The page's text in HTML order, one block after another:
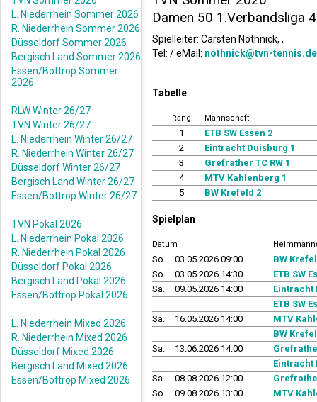
L. Niederrhein Sommer 2026
R. Niederrhein Sommer 2026
Düsseldorf Sommer 2026
Bergisch Land Sommer 2026
Essen/Bottrop Sommer
2026
RLW Winter 26/27
TVN Winter 26/27
L. Niederrhein Winter 26/27
R. Niederrhein Winter 26/27
Düsseldorf Winter 26/27
Bergisch Land Winter 26/27
Essen/Bottrop Winter 26/27
TVN Pokal 2026
L. Niederrhein Pokal 2026
R. Niederrhein Pokal 2026
Düsseldorf Pokal 2026
Bergisch Land Pokal 2026
Essen/Bottrop Pokal 2026
L. Niederrhein Mixed 2026
R. Niederrhein Mixed 2026
Düsseldorf Mixed 2026
Bergisch Land Mixed 2026
Essen/Bottrop Mixed 2026
Damen 50 1.Verbandsliga
Spielleiter: Carsten Nothnick, ,
Tel: / eMail: nothnick@tvn-tennis.de
Tabelle
Rang Mannschaft
1
ETB SW Essen 2
2
Eintracht Duisburg 1
3
Grefrather TC RW 1
4
MTV Kahlenberg 1
5
BW Krefeld 2
Spielplan
Datum
So. 03.05.2026 09:00
BW
So.
03.05.2026 14:30
ETB SW
Sa.
09.05.2026 14:00
Eintracht
ETB SW
Sa.
16.05.2026 14:00
MTV
BW
Sa.
13.06.2026 14:00
Eintracht
Sa.
08.08.2026 12:00
So.
09.08.2026 13:00 MTV